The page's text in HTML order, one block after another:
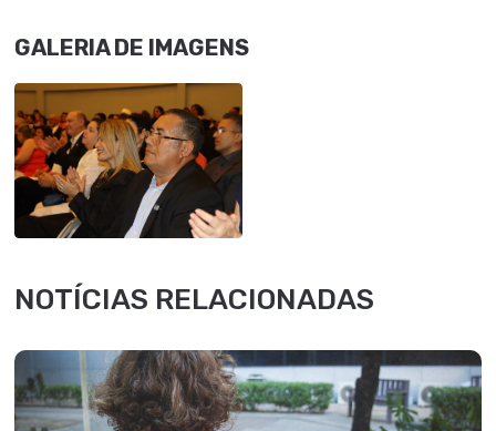
GALERIA DE IMAGENS
NOTÍCIAS RELACIONADAS